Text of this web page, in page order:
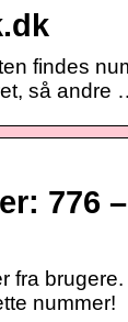
findes
så andre
776
fra
nummer!